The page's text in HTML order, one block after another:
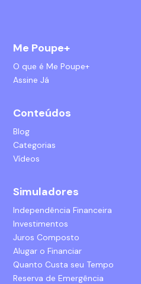
Me Poupe+
O que é Me Poupe+
Assine Já
Conteúdos
Blog
Categorias
Vídeos
Simuladores
Independência Financeira
Investimentos
Juros Composto
Alugar o Financiar
Quanto Custa seu Tempo
Reserva de Emergência